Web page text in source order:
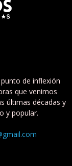
de inflexión
que venimos
últimas décadas y
y popular.